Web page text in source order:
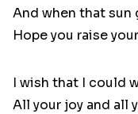
And when that sun
Hope you raise
I wish that I could
All your joy and all